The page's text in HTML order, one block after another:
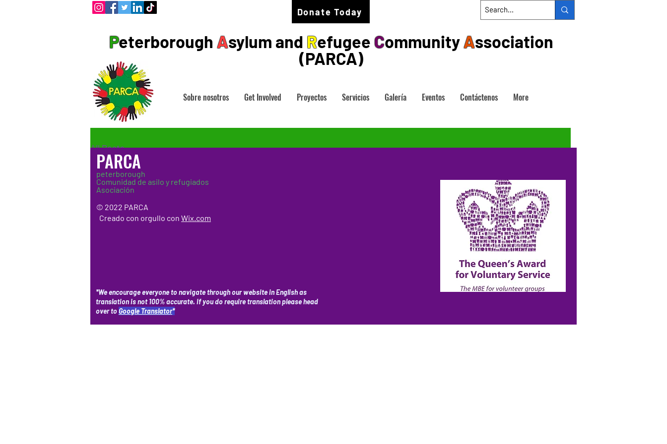
Donate Today
Peterborough Asylum and RefugeeCommunityAssociation
(PARCA)
Sobre nosotros Get Involved Proyectos Servicios Galería Eventos Contáctenos More
All Posts
Aún no hay ninguna entrada publicada en este idioma
PARCA
peterborough
Comunidad de asilo y refugiados
Asociación
© 2022 PARCA
Creado con orgullo con Wix.com
*We encourage everyone to navigate through our website in English as
translation is not 100% accurate. If you do require translation please head
over toGoogle Translator*